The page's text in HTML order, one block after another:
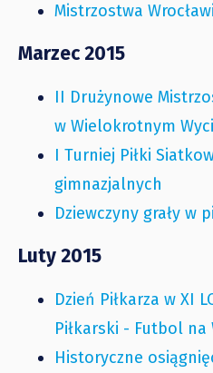
Mistrzostwa
Marzec 2015
II Drużynowe
w Wielokrotnym
I Turniej Piłki
gimnazjalnych
Dziewczyny grały w
Luty 2015
Dzień Piłkarza w XI
Piłkarski - Futbol na
Historyczne